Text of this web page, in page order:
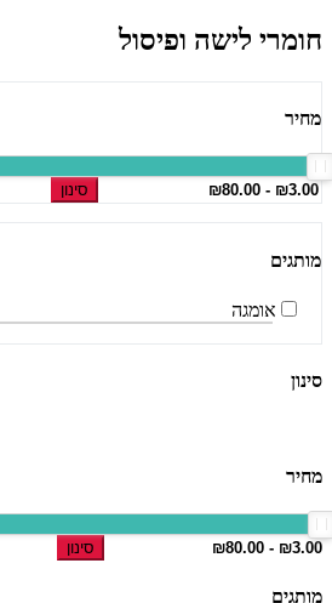
חומרי לישה ופיסול
מחיר
סינון
מותגים
אומגה
סינון
מחיר
סינון
מותגים